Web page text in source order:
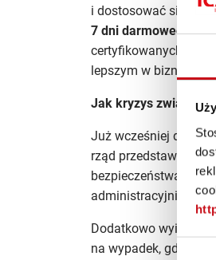
i dostosować się do
7 dni darmowego
certyfikowanych
lepszym w biznesie!
Jak kryzys związany
Już wcześniej
rząd przedstawił
bezpieczeństwa, w
administracyjni
Dodatkowo
na wypadek, gdyby